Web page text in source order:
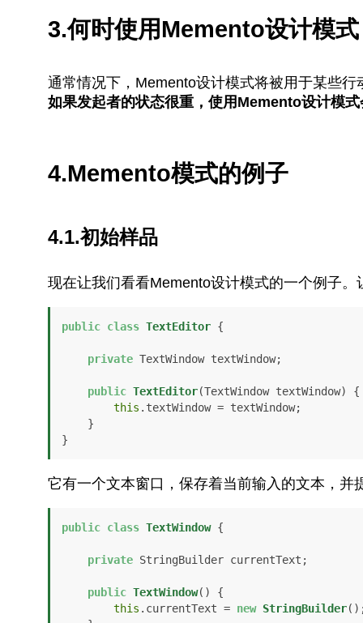
3.何时使用Memento设计模
通常情况下，Memento设计模式将被用于某些
如果发起者的状态很重，使用Memento设计模
4.Memento模式的例子
4.1.初始样品
现在让我们看看Memento设计模式的一个例子
public class TextEditor {
private TextWindow textWindow;
public TextEditor(TextWindow textWindow)
{
this .textWindow = textWindow;
}
它有一个文本窗口，保存着当前输入的文本，并
public class TextWindow {
private StringBuilder currentText;
public TextWindow()
{
this .currentText = new StringBuilder